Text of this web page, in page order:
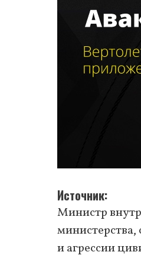
Источник
Министр
министерства,
и агрессии